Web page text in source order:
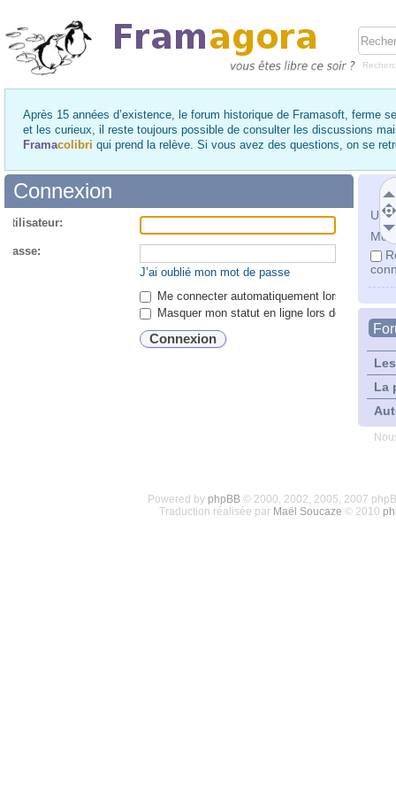
Après 15 années d’existence, le forum historique de Framasoft, ferme
et les curieux, il reste toujours possible de consulter les discussions
Framacolibri qui prend la relève. Si vous avez des questions, on se
Mot
La
Connexion
passe:
J’ai oublié mon mot de passe
Me connecter automatiquement lors de
Masquer mon statut en ligne lors de cette
Powered by phpBB© 2000, 2002, 2005, 2007
Traduction réalisée par Maël Soucaze © 2010